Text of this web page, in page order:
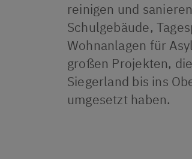
reinigen und
Schulgebäude,
Wohnanlagen für
großen Projekten,
Siegerland bis ins
umgesetzt haben.